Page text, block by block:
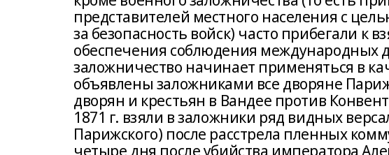
представителей местного населения с
за безопасность войск) часто прибегали к
обеспечения соблюдения международных
заложничество начинает применяться в
объявлены заложниками все дворяне
дворян и крестьян в Вандее против
1871 г. взяли в заложники ряд видных
Парижского) после расстрела пленных
четыре дня после убийства императора